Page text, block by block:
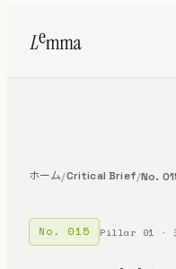
ホーム/Critical Brief/No.
No. 015 Pillar 01 ·